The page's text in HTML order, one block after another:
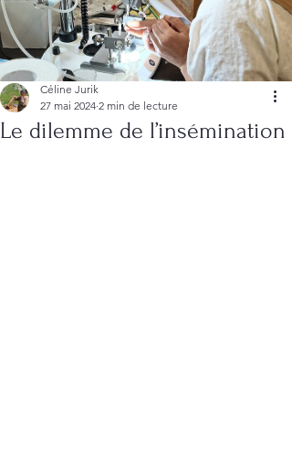
Le dilemme de l’insémination
Céline Jurik
27 mai 2024 2 min de lecture